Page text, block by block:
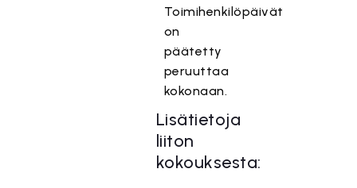
Toimihenkilöpäivät
on
päätetty
peruuttaa
kokonaan.
Lisätietoja
liiton
kokouksesta: